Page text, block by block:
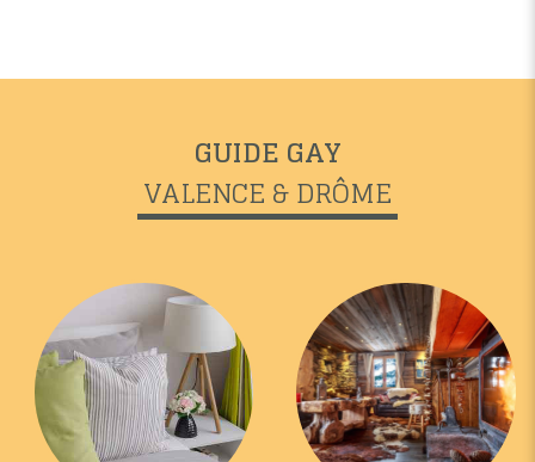
GUIDE GAY
VALENCE & DRÔME